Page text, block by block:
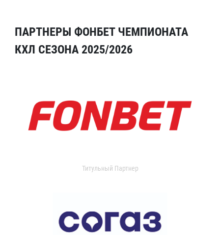
ПАРТНЕРЫ ФОНБЕТ ЧЕМПИОНАТА
КХЛ СЕЗОНА 2025/2026
Титульный Партнер